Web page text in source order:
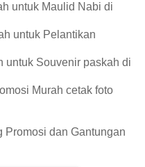
untuk Maulid Nabi di
untuk Pelantikan
untuk Souvenir paskah di
Murah cetak foto
Promosi dan Gantungan